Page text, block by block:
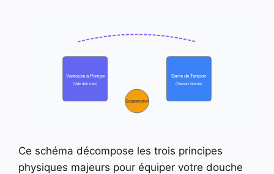
Ventouse à Pompe
(Vide d’air max)
Barre de Tension
(Ressort interne)
Suspension
Ce schéma décompose les trois principes
physiques majeurs pour équiper votre douche